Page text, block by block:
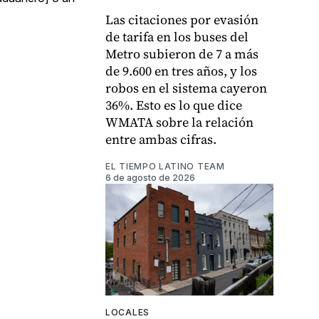
Las citaciones por evasión
de tarifa en los buses del
Metro subieron de 7 a más
de 9.600 en tres años, y los
robos en el sistema cayeron
36%. Esto es lo que dice
WMATA sobre la relación
entre ambas cifras.
EL TIEMPO LATINO TEAM
6 de agosto de 2026
LOCALES